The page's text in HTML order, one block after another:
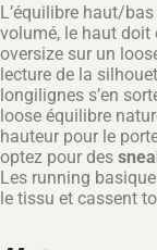
L’équilibre haut/
volumé, le haut doit
oversize sur un
lecture de la
longilignes s’en
loose équilibre
hauteur pour le
optez pour des
Les running
le tissu et cassent